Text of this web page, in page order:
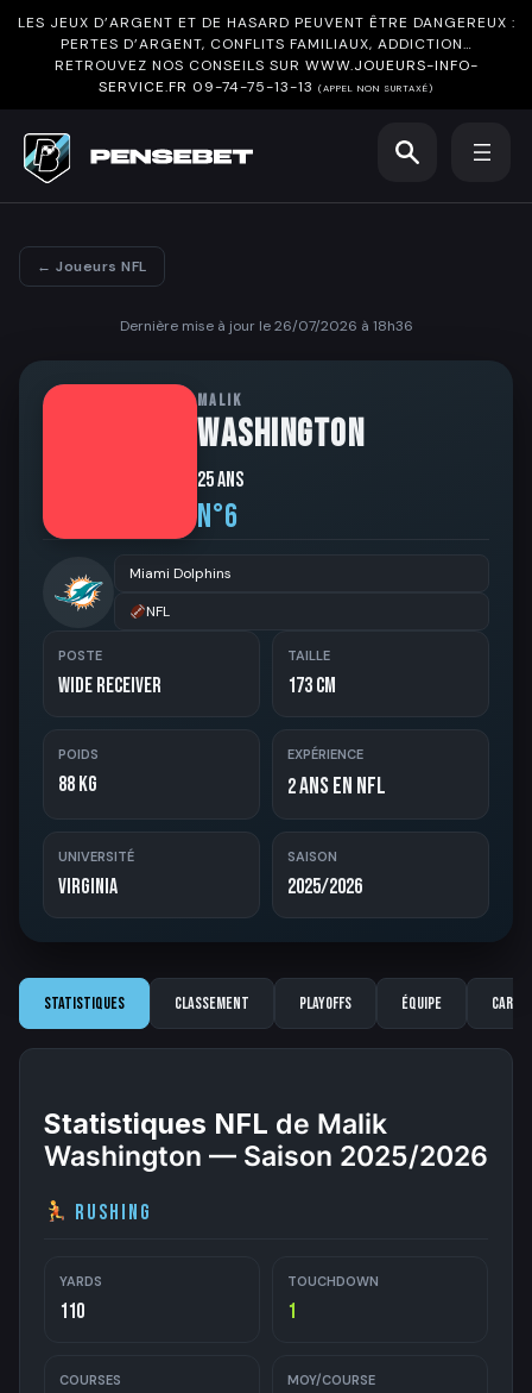
LES JEUX D’ARGENT ET DE HASARD PEUVENT ÊTRE DANGEREUX :
PERTES D’ARGENT, CONFLITS FAMILIAUX, ADDICTION…
RETROUVEZ NOS CONSEILS SUR WWW.JOUEURS-INFO-
SERVICE.FR 09-74-75-13-13 (APPEL NON SURTAXÉ)
← Joueurs NFL
Dernière mise à jour le 26/07/2026 à 18h36
MALIK
WASHINGTON
25 ans
N°6
Miami Dolphins
NFL
POSTE
Wide Receiver
TAILLE
173 cm
POIDS
88 kg
EXPÉRIENCE
2ans en NFL
UNIVERSITÉ
Virginia
SAISON
2025/2026
Statistiques Classement Playoffs Équipe
Statistiques NFL de Malik
Washington — Saison 2025/2026
Rushing
YARDS
110
TOUCHDOWN
1
COURSES MOY/COURSE